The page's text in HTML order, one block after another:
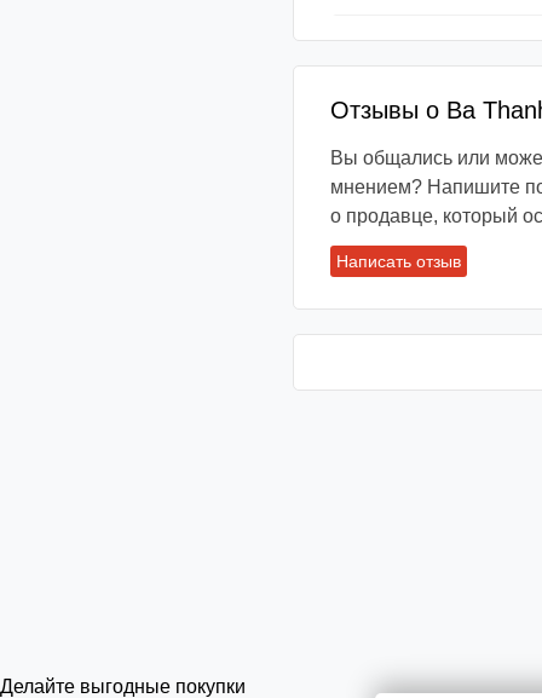
Отзывы о Ba
Вы общались или
мнением? Напишите
о продавце, который
Написать отзыв
Делайте выгодные покупки